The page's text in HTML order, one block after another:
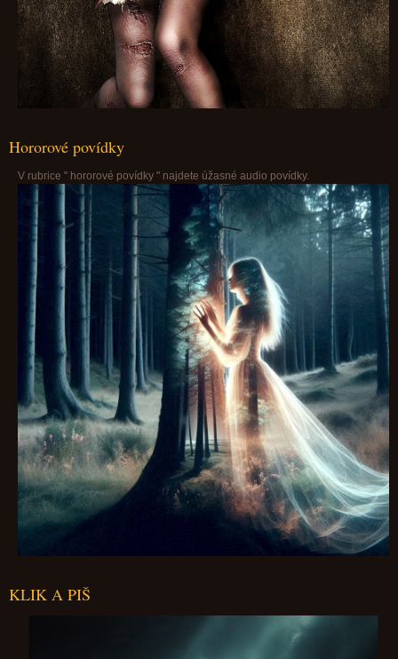
Hororové povídky
V rubrice " hororové povídky " najdete úžasné audio povídky.
KLIK A PIŠ